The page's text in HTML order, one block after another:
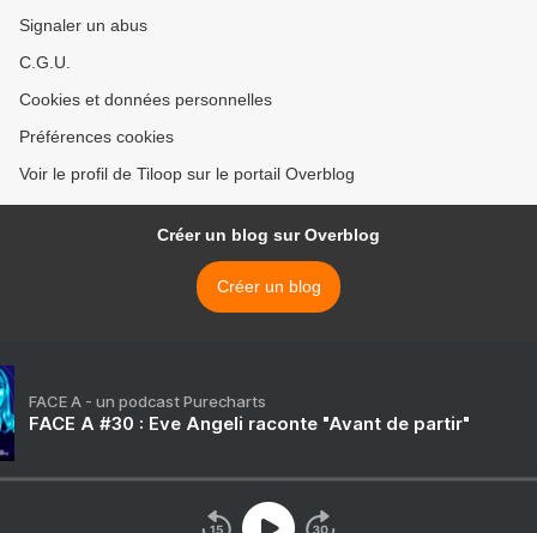
Signaler un abus
C.G.U.
Cookies et données personnelles
Préférences cookies
Voir le profil de Tiloop sur le portail Overblog
Créer un blog sur Overblog
Créer un blog
FACE A - un podcast Purecharts
FACE A #30 : Eve Angeli raconte "Avant de partir"